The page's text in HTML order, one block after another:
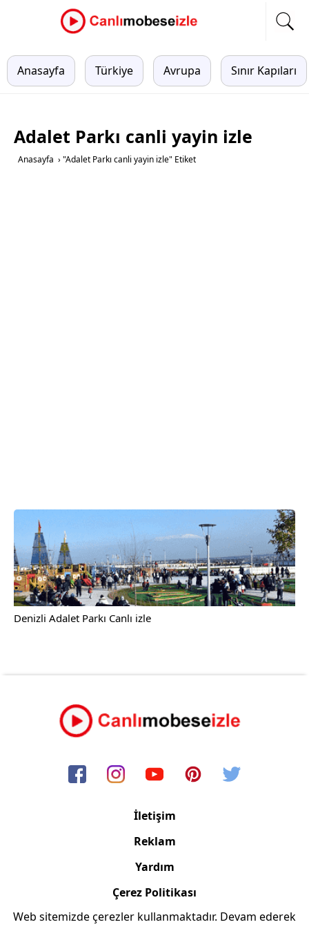
Anasayfa Türkiye Avrupa Sınır Kapıları
Adalet Parkı canli yayin izle
Anasayfa › "Adalet Parkı canli yayin izle" Etiket
Denizli Adalet Parkı Canlı izle
İletişim
Reklam
Yardım
Çerez Politikası
Web sitemizde çerezler kullanmaktadır. Devam ederek